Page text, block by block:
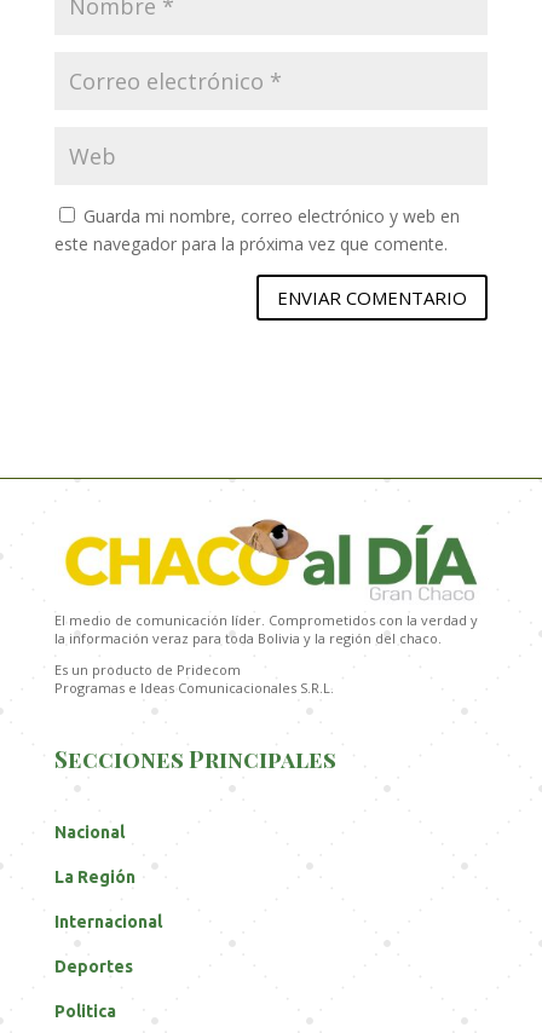
Guarda mi nombre, correo electrónico y web en
este navegador para la próxima vez que comente.
ENVIAR COMENTARIO
El medio de comunicación líder. Comprometidos con la verdad y
la información veraz para toda Bolivia y la región del chaco.
Es un producto de Pridecom
Programas e Ideas Comunicacionales S.R.L.
Secciones Principales
Nacional
La Región
Internacional
Deportes
Politica